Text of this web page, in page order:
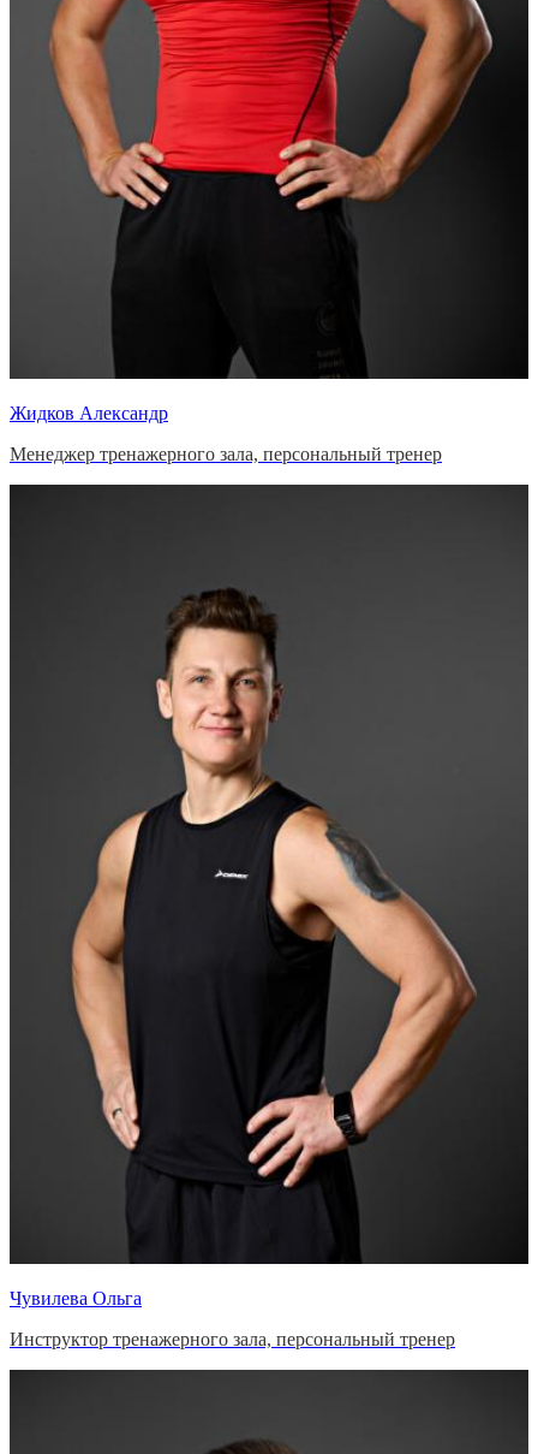
Жидков Александр
Менеджер тренажерного зала, персональный тренер
Чувилева Ольга
Инструктор тренажерного зала, персональный тренер